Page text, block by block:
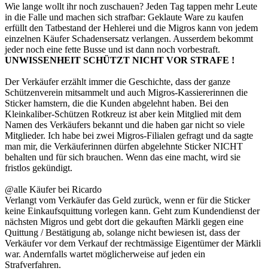
Wie lange wollt ihr noch zuschauen? Jeden Tag tappen mehr Leute
in die Falle und machen sich strafbar: Geklaute Ware zu kaufen
erfüllt den Tatbestand der Hehlerei und die Migros kann von jedem
einzelnen Käufer Schadensersatz verlangen. Ausserdem bekommt
jeder noch eine fette Busse und ist dann noch vorbestraft.
UNWISSENHEIT SCHÜTZT NICHT VOR STRAFE !
Der Verkäufer erzählt immer die Geschichte, dass der ganze
Schützenverein mitsammelt und auch Migros-Kassiererinnen die
Sticker hamstern, die die Kunden abgelehnt haben. Bei den
Kleinkaliber-Schützen Rotkreuz ist aber kein Mitglied mit dem
Namen des Verkäufers bekannt und die haben gar nicht so viele
Mitglieder. Ich habe bei zwei Migros-Filialen gefragt und da sagte
man mir, die Verkäuferinnen dürfen abgelehnte Sticker NICHT
behalten und für sich brauchen. Wenn das eine macht, wird sie
fristlos gekündigt.
@alle Käufer bei Ricardo
Verlangt vom Verkäufer das Geld zurück, wenn er für die Sticker
keine Einkaufsquittung vorlegen kann. Geht zum Kundendienst der
nächsten Migros und gebt dort die gekauften Märkli gegen eine
Quittung / Bestätigung ab, solange nicht bewiesen ist, dass der
Verkäufer vor dem Verkauf der rechtmässige Eigentümer der Märkli
war. Andernfalls wartet möglicherweise auf jeden ein
Strafverfahren.